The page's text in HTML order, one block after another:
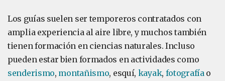
Los guías suelen ser temporeros contratados con
amplia experiencia al aire libre, y muchos también
tienen formación en ciencias naturales. Incluso
pueden estar bien formados en actividades como
senderismo, montañismo, esquí, kayak, fotografíao